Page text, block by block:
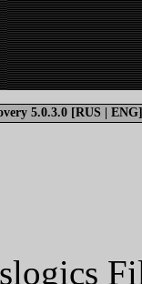
5.0.3.0 [RUS | ENG]